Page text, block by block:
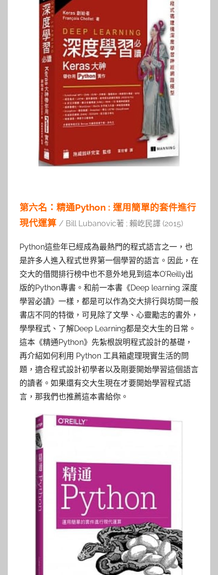
第六名：精通Python : 運用簡單的套件進行
現代運算 / Bill Lubanovic著 ; 賴屹民譯 (2015)
Python這些年已經成為最熱門的程式語言之一，也
是許多人進入程式世界第一個學習的語言。因此，在
交大的借閱排行榜中也不意外地見到這本O’Reilly出
版的Python專書。和前一本書《Deep learning 深度
學習必讀》一樣，都是可以作為交大排行與坊間一般
書店不同的特徵，可見除了文學、心靈勵志的書外，
學學程式、了解Deep Learning都是交大生的日常。
這本《精通Python》先紮根說明程式設計的基礎，
再介紹如何利用 Python 工具箱處理現實生活的問
題，適合程式設計初學者以及剛要開始學習這個語言
的讀者。如果還有交大生現在才要開始學習程式語
言，那我們也推薦這本書給你。